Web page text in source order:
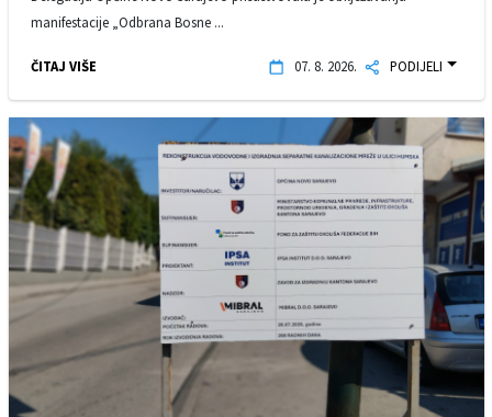
manifestacije „Odbrana Bosne ...
ČITAJ VIŠE 07. 8. 2026. PODIJELI